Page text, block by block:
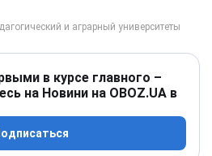
в курсе главного –
на Новини на OBOZ.UA в